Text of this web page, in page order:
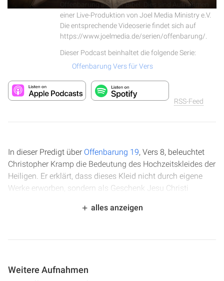
Offenbarung aus der Bibel. Dies sind Aufnahmen
einer Live-Produktion von Joel Media Ministry e.V.
Die entsprechende Videoserie findet sich auf
https://www.joelmedia.de/serien/offenbarung/.
Dieser Podcast beinhaltet die folgende Serie:
Offenbarung Vers für Vers
RSS-Feed
In dieser Predigt über Offenbarung 19, Vers 8, beleuchtet
Christopher Kramp die Bedeutung des Hochzeitskleides der
Heiligen. Er erklärt, dass dieses Kleid nicht durch eigene
Werke erworben, sondern als Geschenk Jesu Christi
der Gerechtigkeit und des Heils uns bedeckt und wie wir es
Christopher Kramp die Bedeutung des Hochzeitskleides der
alles anzeigen
Weitere Aufnahmen